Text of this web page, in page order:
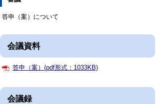
答申（案）について
会議資料
答申（案）(pdf形式：1033KB)
会議録